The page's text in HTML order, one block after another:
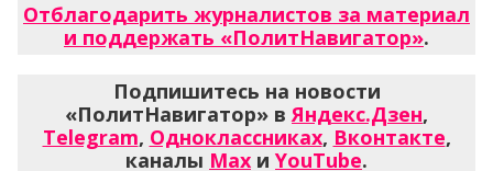
Отблагодарить журналистов за материал
и поддержать «ПолитНавигатор».
Подпишитесь на новости
«ПолитНавигатор» вЯндекс.Дзен,
Telegram, Одноклассниках, Вконтакте,
каналы Max и YouTube.